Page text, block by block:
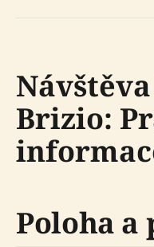
Brizio:
Poloha